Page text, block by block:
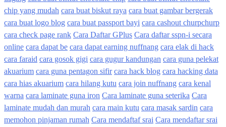
chip yang mudah cara buat biskut raya cara buat gambar bergerak
cara buat logo blog cara buat passport bayi cara cashout churpchurp
cara check page rank Cara Daftar GPlus Cara daftar sspn-i secara
online cara dapat be cara dapat earning nuffnang cara elak di hack
cara faraid cara gosok gigi cara gugur kandungan cara guna pelekat
akuarium cara guna pentagon sifir cara hack blog cara hacking data
cara hias akuarium cara hilang kutu cara join nuffnang cara kenal
warna cara laminate guna iron Cara laminate guna seterika Cara
laminate mudah dan murah cara main kutu cara masak sardin cara
memohon pinjaman rumah Cara mendaftaf srai Cara mendaftar srai